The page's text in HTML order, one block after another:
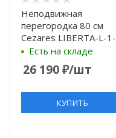
Неподвижная
перегородка 80 см
Cezares LIBERTA-L-1-
TB-80-BR-Cr бронза
Есть на складе
26 190₽/шт
КУПИТЬ